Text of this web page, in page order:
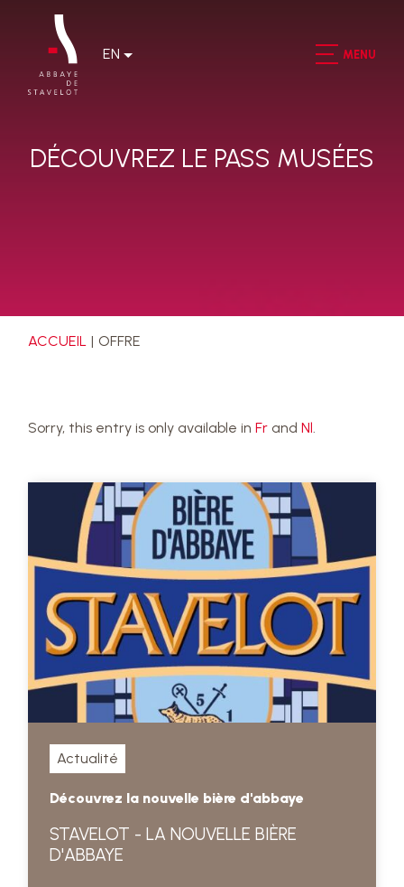
EN MENU
DÉCOUVREZ LE PASS MUSÉES
ACCUEIL OFFRE
Sorry, this entry is only available inFr andNl.
Actualité
Découvrez la nouvelle bière d'abbaye
STAVELOT - LA NOUVELLE BIÈRE
D'ABBAYE